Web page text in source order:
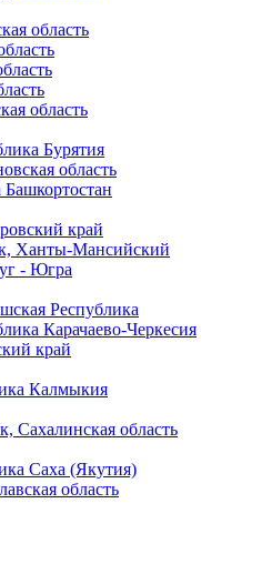
область
область
Бурятия
область
край
Ханты-Мансийский
- Югра
Республика
Карачаево-Черкесия
край
Калмыкия
Сахалинская область
Саха (Якутия)
область